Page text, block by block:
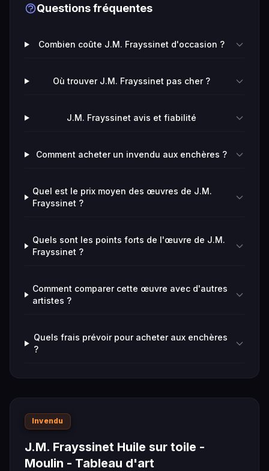
Questions fréquentes
Combien coûte J.M. Frayssinet d'occasion ?
Où trouver J.M. Frayssinet pas cher ?
J.M. Frayssinet avis et fiabilité
Comment acheter un invendu aux enchères ?
Quel est le prix moyen des œuvres de J.M.
Frayssinet ?
Quels sont les points forts de l'œuvre de J.M.
Frayssinet ?
Comment comparer cette œuvre avec d'autres
artistes ?
Quels frais prévoir pour acheter aux enchères
?
Invendu
J.M. Frayssinet Huile sur toile -
Moulin - Tableau d'art